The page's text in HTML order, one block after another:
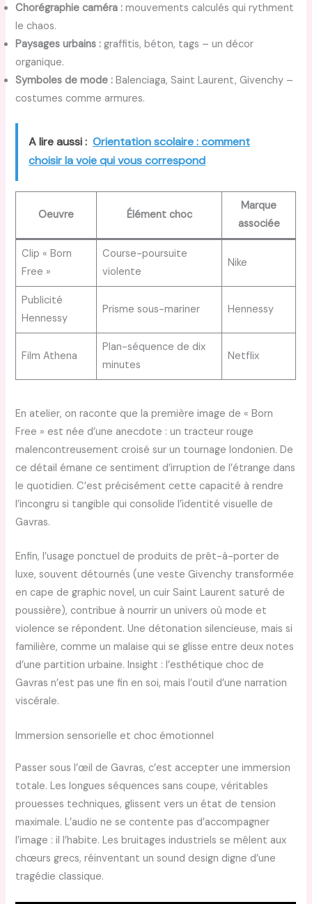
Chorégraphie caméra : mouvements calculés qui rythment
le chaos.
Paysages urbains : graffitis, béton, tags – un décor
organique.
Symboles de mode : Balenciaga, Saint Laurent, Givenchy –
costumes comme armures.
A lire aussi : Orientation scolaire : comment
choisir la voie qui vous correspond
Oeuvre Élément choc
Marque
associée
Clip « Born
Free »
Course-poursuite
violente
Nike
Publicité
Hennessy
Prisme sous-mariner Hennessy
Film Athena
Plan-séquence de dix
minutes
Netflix
En atelier, on raconte que la première image de « Born
Free » est née d’une anecdote : un tracteur rouge
malencontreusement croisé sur un tournage londonien. De
ce détail émane ce sentiment d’irruption de l’étrange dans
le quotidien. C’est précisément cette capacité à rendre
l’incongru si tangible qui consolide l’identité visuelle de
Gavras.
Enfin, l’usage ponctuel de produits de prêt-à-porter de
luxe, souvent détournés (une veste Givenchy transformée
en cape de graphic novel, un cuir Saint Laurent saturé de
poussière), contribue à nourrir un univers où mode et
violence se répondent. Une détonation silencieuse, mais si
familière, comme un malaise qui se glisse entre deux notes
d’une partition urbaine. Insight : l’esthétique choc de
Gavras n’est pas une fin en soi, mais l’outil d’une narration
viscérale.
Immersion sensorielle et choc émotionnel
Passer sous l’œil de Gavras, c’est accepter une immersion
totale. Les longues séquences sans coupe, véritables
prouesses techniques, glissent vers un état de tension
maximale. L’audio ne se contente pas d’accompagner
l’image : il l’habite. Les bruitages industriels se mêlent aux
chœurs grecs, réinventant un sound design digne d’une
tragédie classique.